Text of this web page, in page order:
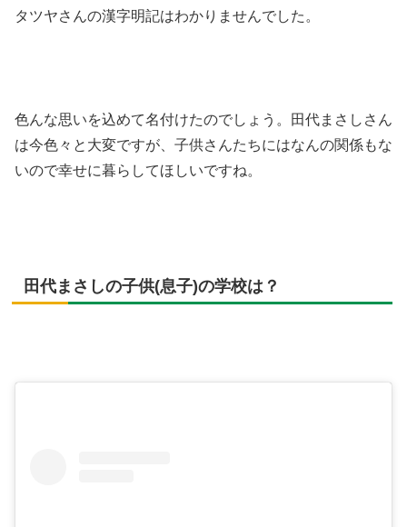
タツヤさんの漢字明記はわかりませんでした。
色んな思いを込めて名付けたのでしょう。田代まさしさん
は今色々と大変ですが、子供さんたちにはなんの関係もな
いので幸せに暮らしてほしいですね。
田代まさしの子供(息子)の学校は？